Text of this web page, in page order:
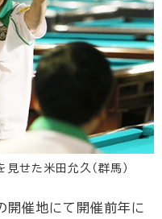
せた米田允久（群馬）
開催地にて開催前年に